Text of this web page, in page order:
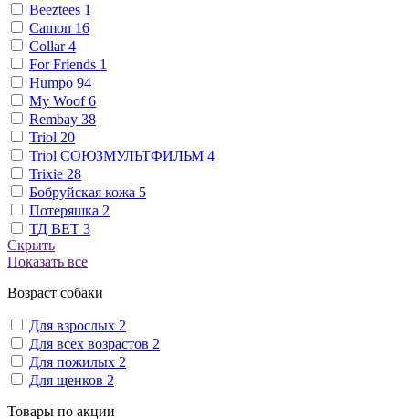
Beeztees 1
Camon 16
Collar4
For Friends 1
Humpo 94
My Woof6
Rembay 38
Triol 20
Triol СОЮЗМУЛЬТФИЛЬМ 4
Trixie 28
Бобруйская кожа 5
Потеряшка 2
ТД ВЕТ 3
Скрыть
Показать все
Возраст собаки
Для взрослых 2
Для всех возрастов 2
Для пожилых 2
Для щенков 2
Товары по акции